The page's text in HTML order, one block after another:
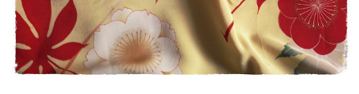
きが来るとは、思ってもみませんでした。でも、つくった
ものがどなたかの役に立ち、少しでも気持ちを明るくして
いただけるのなら、こんなうれしいことはありません。 お
友達を気遣うそのお気持ちも素敵です。 これからも心身と
もに健やかに過ごせるよう、自分にできることを工夫しな
がらやっていこうと思います。 お互い、元気でいましょう